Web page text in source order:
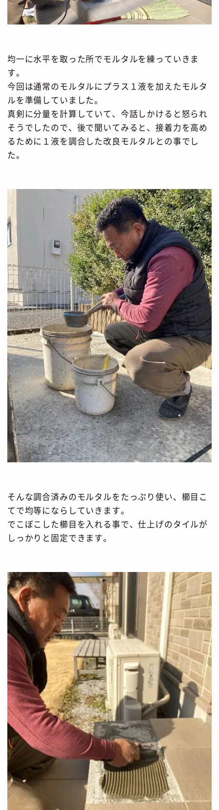
均一に水平を取った所でモルタルを練っていきま
す。
今回は通常のモルタルにプラス１液を加えたモルタ
ルを準備していました。
真剣に分量を計算していて、今話しかけると怒られ
そうでしたので、後で聞いてみると、接着力を高め
るために１液を調合した改良モルタルとの事でし
た。
そんな調合済みのモルタルをたっぷり使い、櫛目こ
てで均等にならしていきます。
でこぼこした櫛目を入れる事で、仕上げのタイルが
しっかりと固定できます。